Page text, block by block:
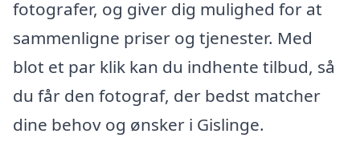
fotografer, og giver dig mulighed for at
sammenligne priser og tjenester. Med
blot et par klik kan du indhente tilbud, så
du får den fotograf, der bedst matcher
dine behov og ønsker i Gislinge.